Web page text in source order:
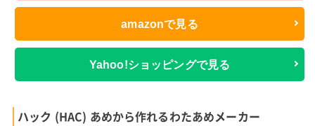
amazonで見る
Yahoo!ショッピングで見る
ハック (HAC) あめから作れるわたあめメーカー